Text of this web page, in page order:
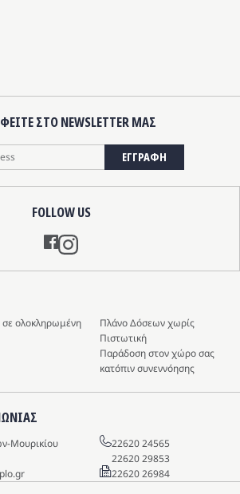
FOLLOW US
Instagram
ΣΤΟ NEWSLETTER ΜΑΣ
ΕΓΓΡΑΦΗ
ολοκληρωμένη
Πλάνο Δόσεων χωρίς
Πιστωτική
Παράδοση στον χώρο σας
κατόπιν συνεννόησης
Μουρικίου
22620 24565
22620 29853
22620 26984